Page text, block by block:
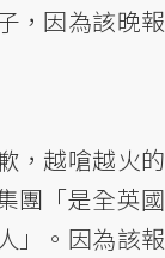
，因為該晚報
，越嗆越火的
團「是全英國
」。因為該報